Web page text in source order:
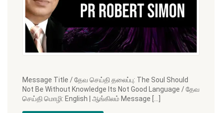
Message Title / தேவ செய்தி தலைப்பு: The Soul Should
Not Be Without Knowledge Its Not Good Language / தேவ
செய்தி மொழி: English | ஆங்கிலம் Message […]